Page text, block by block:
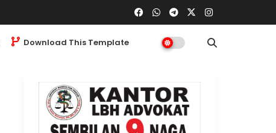
Download This Template